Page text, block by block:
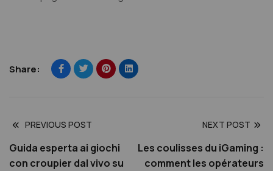
Share:
PREVIOUS POST
Guida esperta ai giochi
con croupier dal vivo su
NEXT POST
Les coulisses du iGaming :
comment les opérateurs